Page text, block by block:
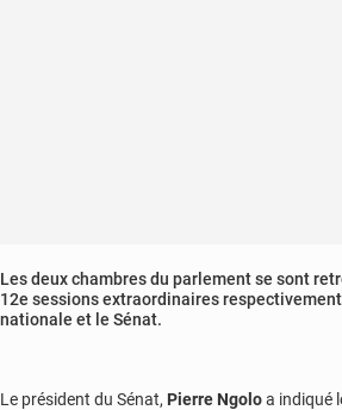
Les deux chambres du parlement se sont
12e sessions extraordinaires respectivement
nationale et le Sénat.
Le président du Sénat, Pierre Ngoloa indiqué